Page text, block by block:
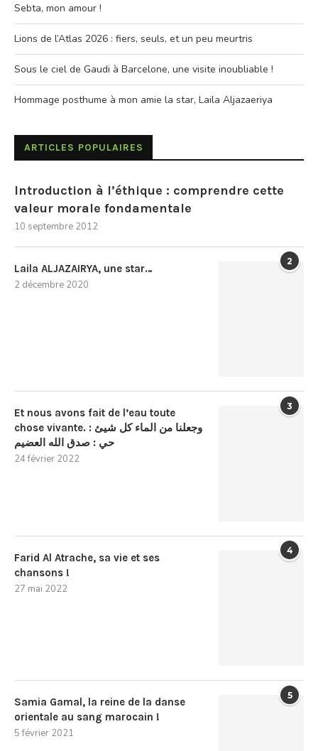
Sebta, mon amour !
Lions de l’Atlas 2026 : fiers, seuls, et un peu meurtris
Sous le ciel de Gaudi à Barcelone, une visite inoubliable !
Hommage posthume à mon amie la star, Laila Aljazaeriya
ARTICLES POPULAIRES
Introduction à l’éthique : comprendre cette
valeur morale fondamentale
10 septembre 2012
2
Laila ALJAZAIRYA, une star…
2 décembre 2020
3
Et nous avons fait de l’eau toute
chose vivante. : وجعلنا من الماء كل شيئ
حي : صدق الله العضيم
24 février 2022
4
Farid Al Atrache, sa vie et ses
chansons !
27 mai 2022
5
Samia Gamal, la reine de la danse
orientale au sang marocain !
5 février 2021